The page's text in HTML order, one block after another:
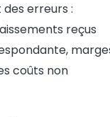
erreurs :
reçus
coûts non